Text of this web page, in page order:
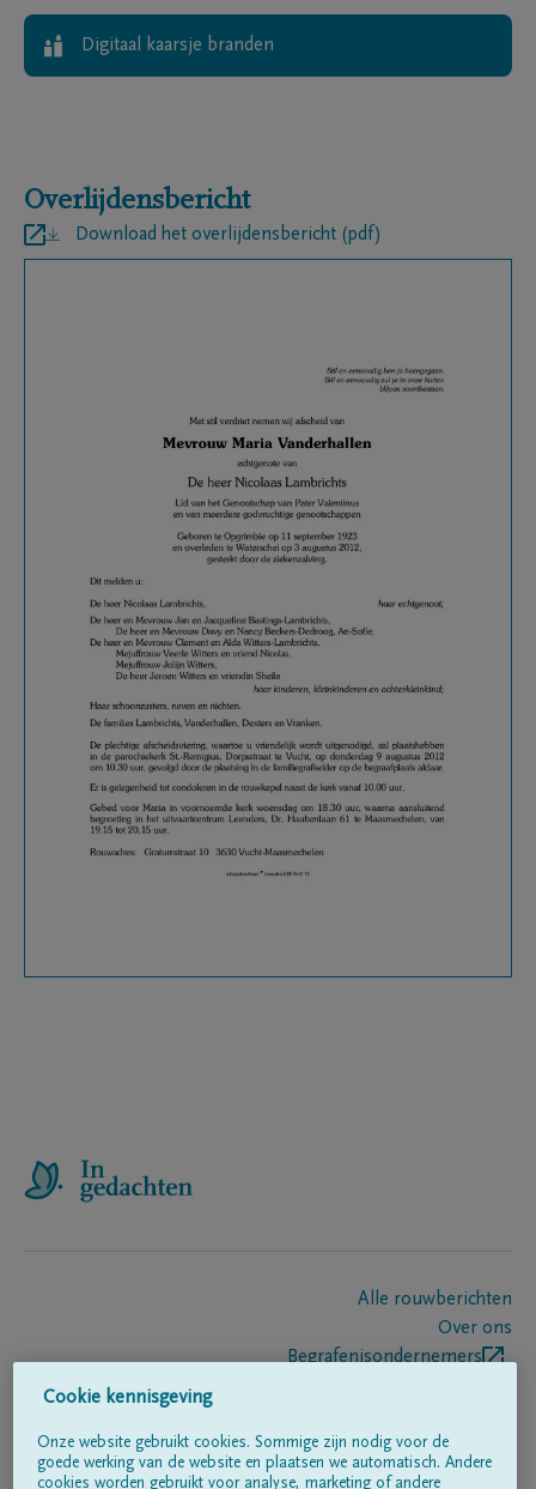
Digitaal kaarsje branden
Overlijdensbericht
Download het overlijdensbericht (pdf)
Alle rouwberichten
Over ons
Begrafenisondernemers
Volg ons op
Cookie kennisgeving
Onze website gebruikt cookies. Sommige zijn nodig voor de
goede werking van de website en plaatsen we automatisch. Andere
cookies worden gebruikt voor analyse, marketing of andere